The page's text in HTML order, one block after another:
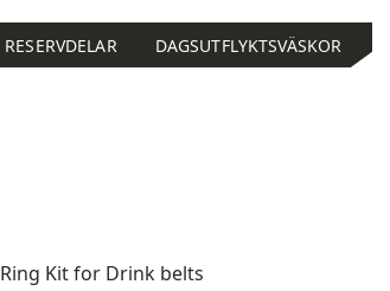
RESERVDELAR DAGSUTFLYKTSVÄSKOR
Ring Kit for Drink belts